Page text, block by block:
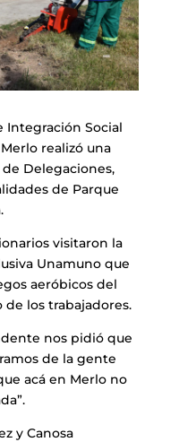
Integración Social
realizó una
Delegaciones,
de Parque
visitaron la
Unamuno que
aeróbicos del
los trabajadores.
nos pidió que
de la gente
acá en Merlo no
y Canosa